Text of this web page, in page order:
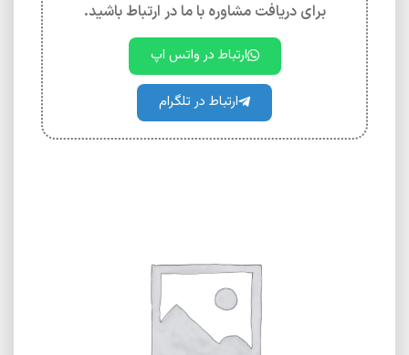
برای دریافت مشاوره با ما در ارتباط باشید.
ارتباط در واتس اپ
ارتباط در تلگرام